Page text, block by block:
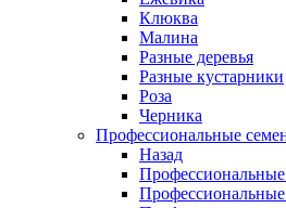
Клюква
Малина
Разные деревья
Разные кустарники
Роза
Черника
Профессиональные
Назад
Профессиональные